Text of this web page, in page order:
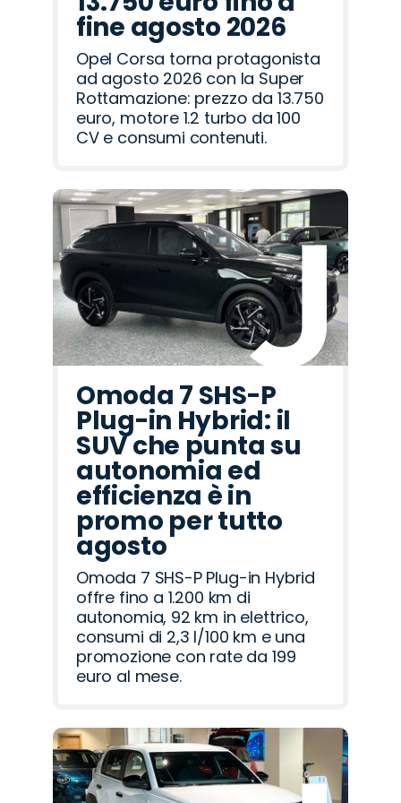
fine agosto 2026
Opel Corsa torna protagonista
ad agosto 2026 con la Super
Rottamazione: prezzo da 13.750
euro, motore 1.2 turbo da 100
CV e consumi contenuti.
Omoda 7 SHS-P
Plug-in Hybrid: il
SUV che punta su
autonomia ed
efficienza è in
promo per tutto
agosto
Omoda 7 SHS-P Plug-in Hybrid
offre fino a 1.200 km di
autonomia, 92 km in elettrico,
consumi di 2,3 l/100 km e una
promozione con rate da 199
euro al mese.